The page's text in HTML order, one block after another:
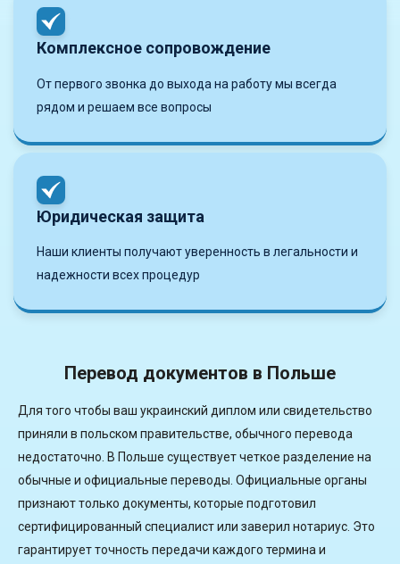
Комплексное сопровождение
От первого звонка до выхода на работу мы всегда
рядом и решаем все вопросы
Юридическая защита
Наши клиенты получают уверенность в легальности и
надежности всех процедур
Перевод документов в Польше
Для того чтобы ваш украинский диплом или свидетельство
приняли в польском правительстве, обычного перевода
недостаточно. В Польше существует четкое разделение на
обычные и официальные переводы. Официальные органы
признают только документы, которые подготовил
сертифицированный специалист или заверил нотариус. Это
гарантирует точность передачи каждого термина и